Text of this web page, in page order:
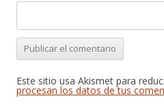
Este sitio usa Akismet para
procesan los datos de tus